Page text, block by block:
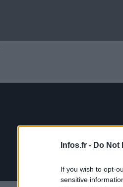
Infos.fr - Do Not
If you wish to opt-
sensitive